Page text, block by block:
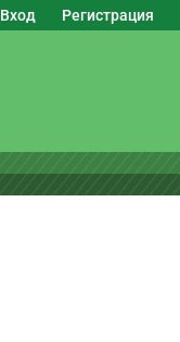
Вход Регистрация